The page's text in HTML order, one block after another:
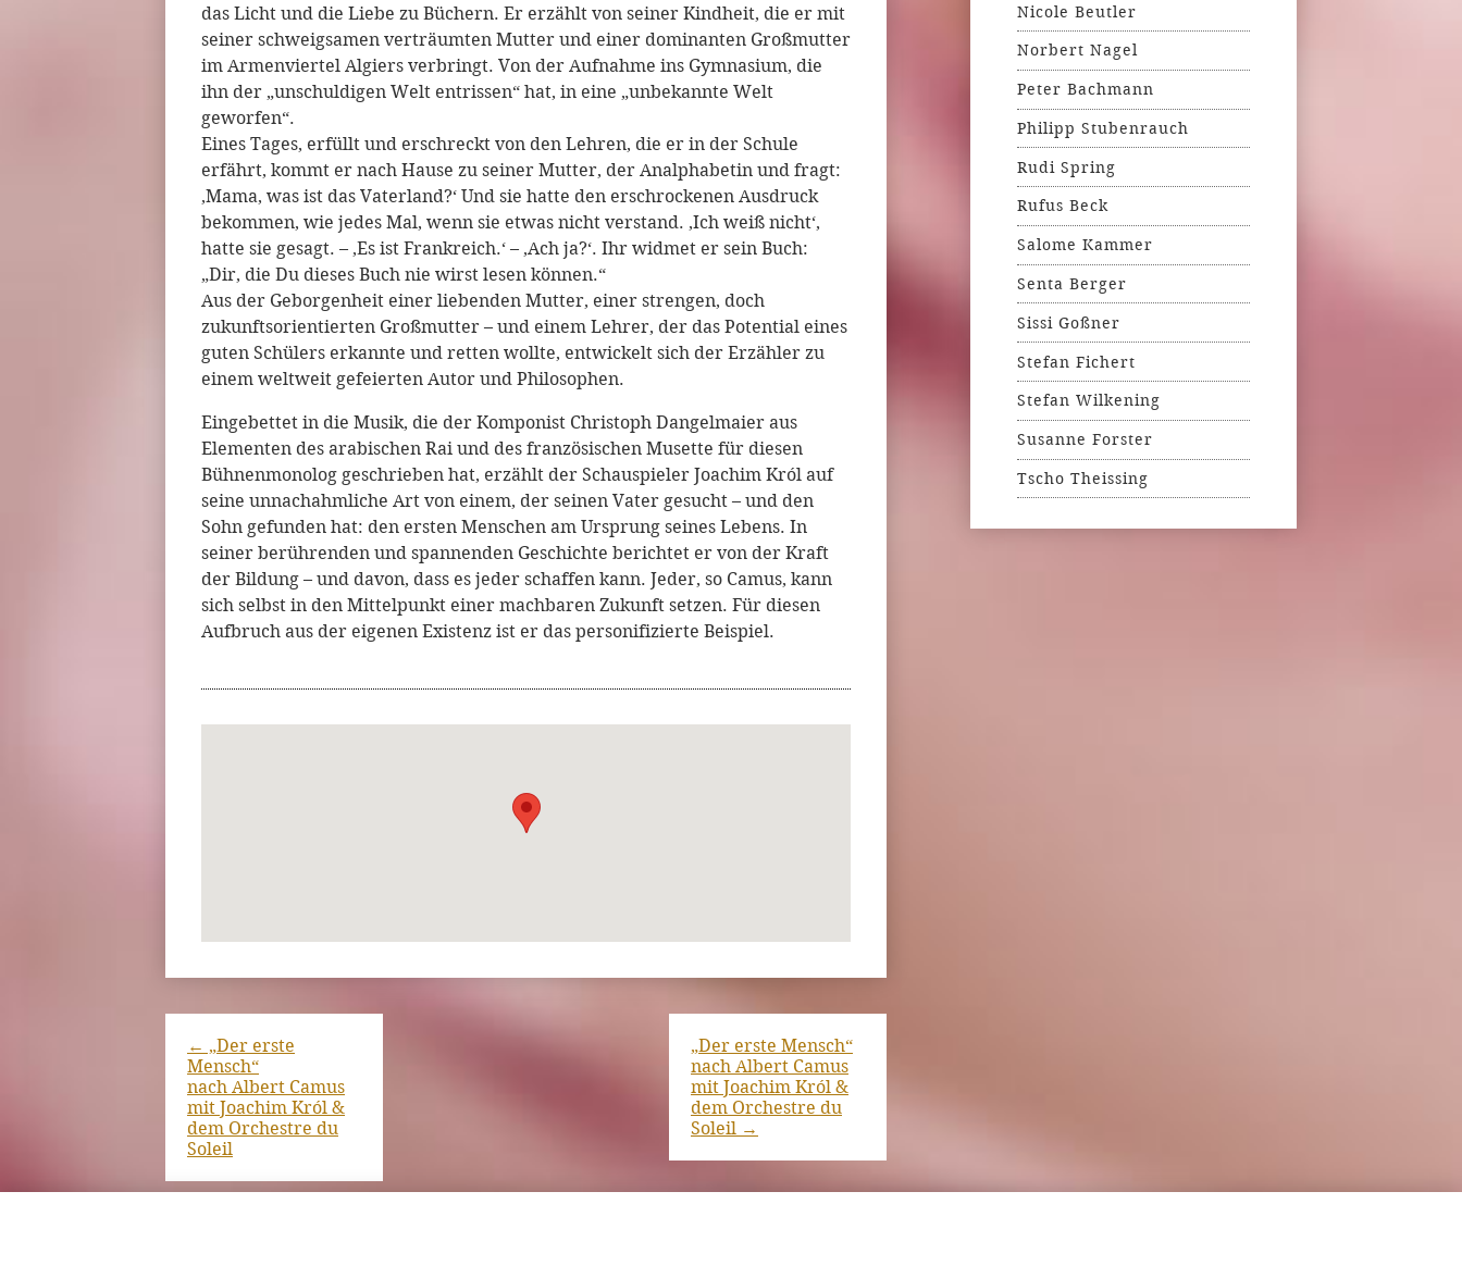
das Licht und die Liebe zu Büchern. Er erzählt von seiner Kindheit, die er mit
seiner schweigsamen verträumten Mutter und einer dominanten Großmutter
im Armenviertel Algiers verbringt. Von der Aufnahme ins Gymnasium, die
ihn der „unschuldigen Welt entrissen“ hat, in eine „unbekannte Welt
geworfen“.
Eines Tages, erfüllt und erschreckt von den Lehren, die er in der Schule
erfährt, kommt er nach Hause zu seiner Mutter, der Analphabetin und fragt:
‚Mama, was ist das Vaterland?‘ Und sie hatte den erschrockenen Ausdruck
bekommen, wie jedes Mal, wenn sie etwas nicht verstand. ‚Ich weiß nicht‘,
hatte sie gesagt. – ‚Es ist Frankreich.‘ – ‚Ach ja?‘. Ihr widmet er sein Buch:
„Dir, die Du dieses Buch nie wirst lesen können.“
Aus der Geborgenheit einer liebenden Mutter, einer strengen, doch
zukunftsorientierten Großmutter – und einem Lehrer, der das Potential eines
guten Schülers erkannte und retten wollte, entwickelt sich der Erzähler zu
einem weltweit gefeierten Autor und Philosophen.
Eingebettet in die Musik, die der Komponist Christoph Dangelmaier aus
Elementen des arabischen Rai und des französischen Musette für diesen
Bühnenmonolog geschrieben hat, erzählt der Schauspieler Joachim Król auf
seine unnachahmliche Art von einem, der seinen Vater gesucht – und den
Sohn gefunden hat: den ersten Menschen am Ursprung seines Lebens. In
seiner berührenden und spannenden Geschichte berichtet er von der Kraft
der Bildung – und davon, dass es jeder schaffen kann. Jeder, so Camus, kann
sich selbst in den Mittelpunkt einer machbaren Zukunft setzen. Für diesen
Aufbruch aus der eigenen Existenz ist er das personifizierte Beispiel.
← „Der erste
Mensch“
nach Albert Camus
mit Joachim Król &
dem Orchestre du
Soleil
„Der erste Mensch“
nach Albert Camus
mit Joachim Król &
dem Orchestre du
Soleil →
Nicole Beutler
Norbert Nagel
Peter Bachmann
Philipp Stubenrauch
Rudi Spring
Rufus Beck
Salome Kammer
Senta Berger
Sissi Goßner
Stefan Fichert
Stefan Wilkening
Susanne Forster
Tscho Theissing